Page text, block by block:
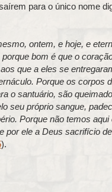
para o único nome
ontem, e hoje, e
bom é que o
que a eles se
Porque os corpos
o santuário, são
seu próprio sangue,
Porque não temos
por ele a Deus sacrifício
).